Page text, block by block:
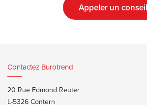
Appeler un
Contactez Burotrend
20 Rue Edmond Reuter
L-5326 Contern